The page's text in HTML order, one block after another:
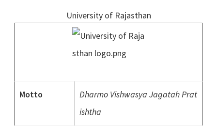
University of Rajasthan
Motto
Dharmo Vishwasya Jagatah Prat
ishtha